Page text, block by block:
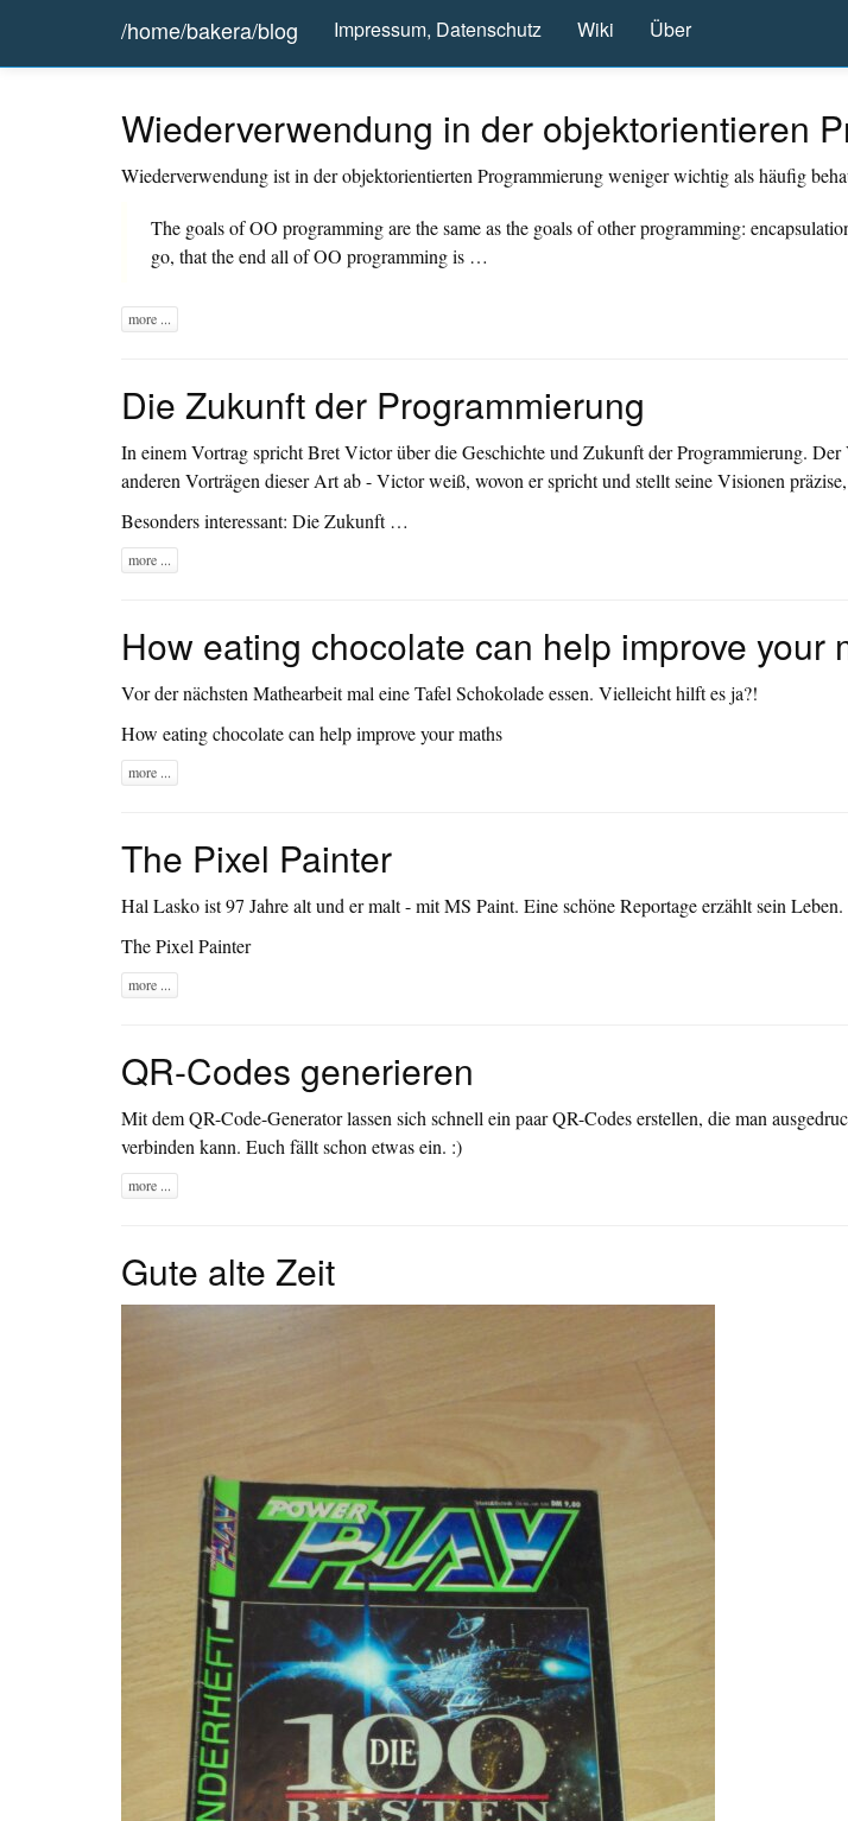
/home/bakera/blog Impressum, Datenschutz Wiki Über
Wiederverwendung in der objektorientieren
Wiederverwendung ist in der objektorientierten Programmierung weniger wichtig als häufig
The goals of OO programming are the same as the goals of other programming:
go, that the end all of OO programming is …
more ...
Die Zukunft der Programmierung
In einem Vortrag spricht Bret Victor über die Geschichte und Zukunft der Programmierung.
anderen Vorträgen dieser Art ab - Victor weiß, wovon er spricht und stellt seine Visionen
Besonders interessant: Die Zukunft …
more ...
How eating chocolate can help improve your
Vor der nächsten Mathearbeit mal eine Tafel Schokolade essen. Vielleicht hilft es ja?!
How eating chocolate can help improve your maths
more ...
The Pixel Painter
Hal Lasko ist 97 Jahre alt und er malt - mit MS Paint. Eine schöne Reportage erzählt sein Leben.
The Pixel Painter
more ...
QR-Codes generieren
Mit dem QR-Code-Generatorlassen sich schnell ein paar QR-Codes erstellen, die man
verbinden kann. Euch fällt schon etwas ein. :)
more ...
Gute alte Zeit